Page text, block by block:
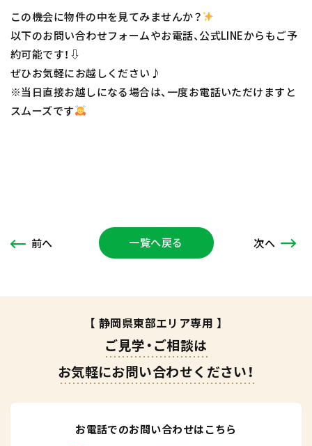
この機会に物件の中を見てみませんか？
以下のお問い合わせフォームやお電話、公式LINEからもご予
約可能です！⇩
ぜひお気軽にお越しください♪
※当日直接お越しになる場合は、一度お電話いただけますと
スムーズです
前へ 一覧へ戻る 次へ
【 静岡県東部エリア専用 】
ご見学・ご相談は
お気軽にお問い合わせください！
お電話でのお問い合わせはこちら